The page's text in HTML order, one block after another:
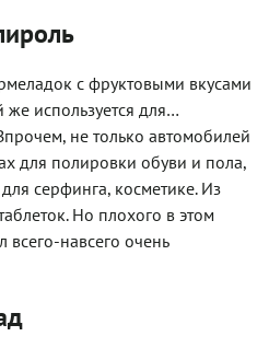
с фруктовыми вкусами
же используется для…
не только автомобилей
для полировки обуви и пола,
серфинга, косметике. Из
Но плохого в этом
всего-навсего очень